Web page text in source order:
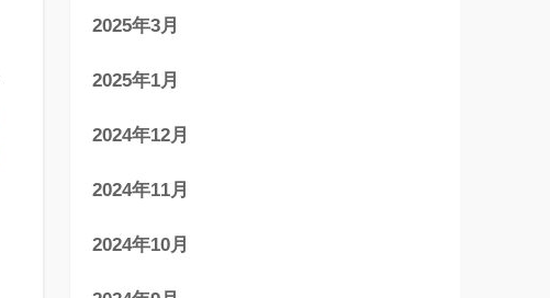
2025年3月
2025年1月
2024年12月
2024年11月
2024年10月